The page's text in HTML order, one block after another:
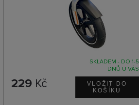
SKLADEM - DO 1-5
DNŮ U VÁS
229 Kč